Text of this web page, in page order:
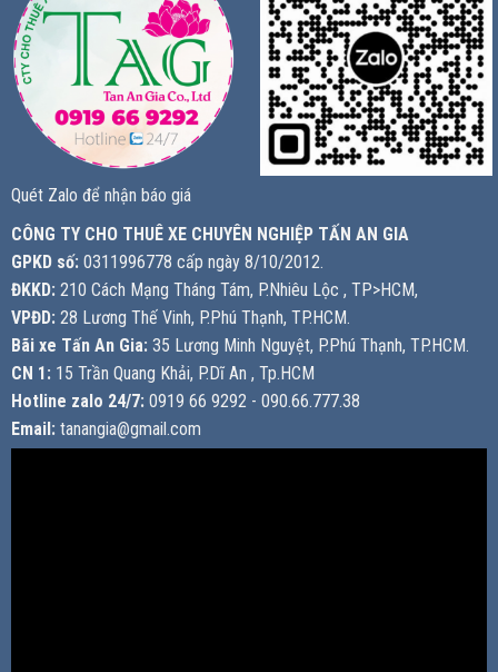
Quét Zalo để nhận báo giá
CÔNG TY CHO THUÊ XE CHUYÊN NGHIỆP TẤN AN GIA
GPKD số: 0311996778 cấp ngày 8/10/2012.
ĐKKD: 210 Cách Mạng Tháng Tám, P.Nhiêu Lộc , TP>HCM,
VPĐD: 28 Lương Thế Vinh, P.Phú Thạnh, TP.HCM.
Bãi xe Tấn An Gia: 35 Lương Minh Nguyệt, P.Phú Thạnh, TP.HCM.
CN 1: 15 Trần Quang Khải, P.Dĩ An , Tp.HCM
Hotline zalo 24/7: 0919 66 9292 - 090.66.777.38
Email: tanangia@gmail.com